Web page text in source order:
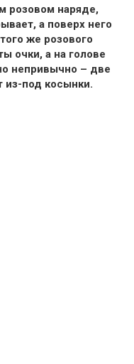
розовом наряде,
а поверх него
же розового
очки, а на голове
непривычно – две
из-под косынки.